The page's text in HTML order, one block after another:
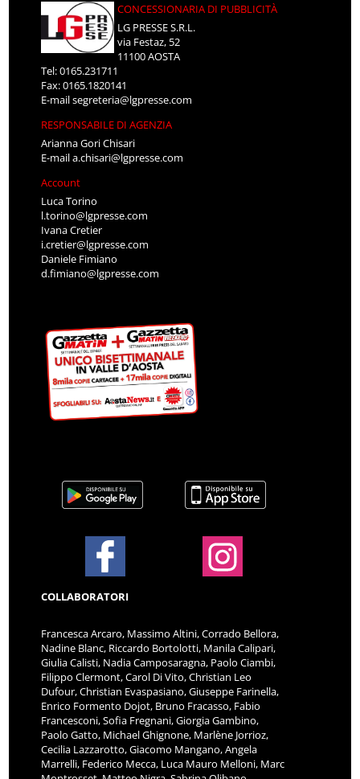
CONCESSIONARIA DI PUBBLICITÀ
LG PRESSE S.R.L.
via Festaz, 52
11100 AOSTA
Tel: 0165.231711
Fax: 0165.1820141
E-mailsegreteria@lgpresse.com
RESPONSABILE DI AGENZIA
Arianna Gori Chisari
E-maila.chisari@lgpresse.com
Account
Luca Torino
l.torino@lgpresse.com
Ivana Cretier
i.cretier@lgpresse.com
Daniele Fimiano
d.fimiano@lgpresse.com
COLLABORATORI
Francesca Arcaro, Massimo Altini, Corrado Bellora,
Nadine Blanc, Riccardo Bortolotti, Manila Calipari,
Giulia Calisti, Nadia Camposaragna, Paolo Ciambi,
Filippo Clermont, Carol Di Vito, Christian Leo
Dufour, Christian Evaspasiano, Giuseppe Farinella,
Enrico Formento Dojot, Bruno Fracasso, Fabio
Francesconi, Sofia Fregnani, Giorgia Gambino,
Paolo Gatto, Michael Ghignone, Marlène Jorrioz,
Cecilia Lazzarotto, Giacomo Mangano, Angela
Marrelli, Federico Mecca, Luca Mauro Melloni, Marc